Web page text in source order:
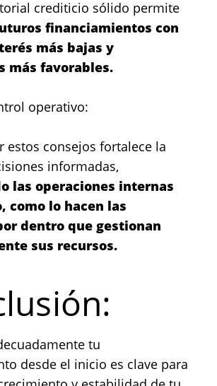
crediticio sólido permite
financiamientos con
más bajas y
más favorables.
operativo:
estos consejos fortalece la
informadas,
las operaciones internas
como lo hacen las
dentro que gestionan
sus recursos.
tu
desde el inicio es clave para